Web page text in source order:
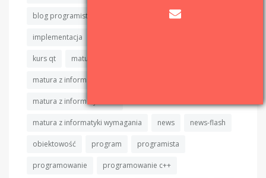
blog programistyczny c++ cpp
implementacja
kurs qt matura
matura z informatyki algorytmy
matura z informatyki C++
matura z informatyki wymagania news news-flash
obiektowość program programista
programowanie programowanie c++